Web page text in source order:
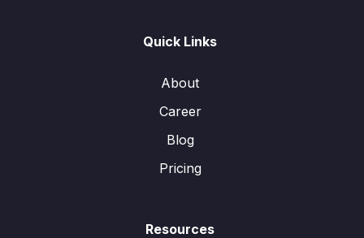
Quick Links
About
Career
Blog
Pricing
Resources